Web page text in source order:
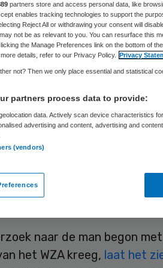
man is afgelopen
wordt van betrokkenheid bij
De man was in die
, meldt het Openbaar
naar de man begon
het WZA kreeg, laat het
partners store and access personal data, like
enables tracking technologies to support the
Reject All or withdrawing your consent will
not be as relevant to you. You can resurface this
the Manage Preferences link on the bottom of
details, refer to our Privacy Policy.
Privacy
not? Then we only place essential and statistical
partners process data to provide:
data. Actively scan device characteristics
advertising and content, advertising and
(vendors)